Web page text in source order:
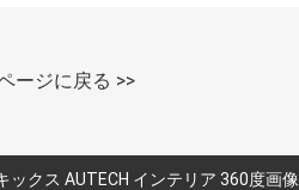
ージに戻る >>
ックス AUTECH インテリア 360度画像